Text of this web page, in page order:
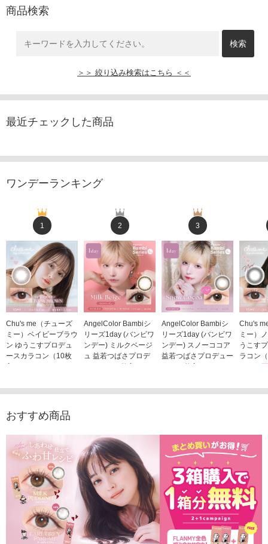
商品検索
＞＞ 絞り込み検索はこちら ＜＜
最近チェックした商品
ワンデーランキング
1
Chu's me（チューズ
ミー）ベイビーブラウ
ン ゆうこすプロデュ
ースカラコン（10枚
2
AngelColor Bambiシ
リーズ1day (バンビワ
ンデー) ミルクベージ
ュ 益若つばさプロデ
3
AngelColor Bambiシ
リーズ1day (バンビワ
ンデー) スノーココア
益若つばさプロデュー
Chu's
ミー）
うこす
ラコン
おすすめ商品